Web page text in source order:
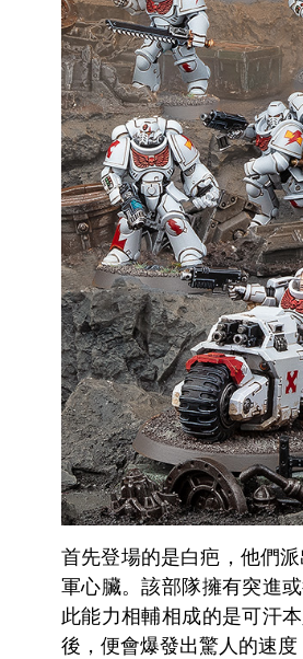
首先登場的是白疤，他們
軍心臟。該部隊擁有突進
此能力相輔相成的是可汗
後，便會爆發出驚人的速度